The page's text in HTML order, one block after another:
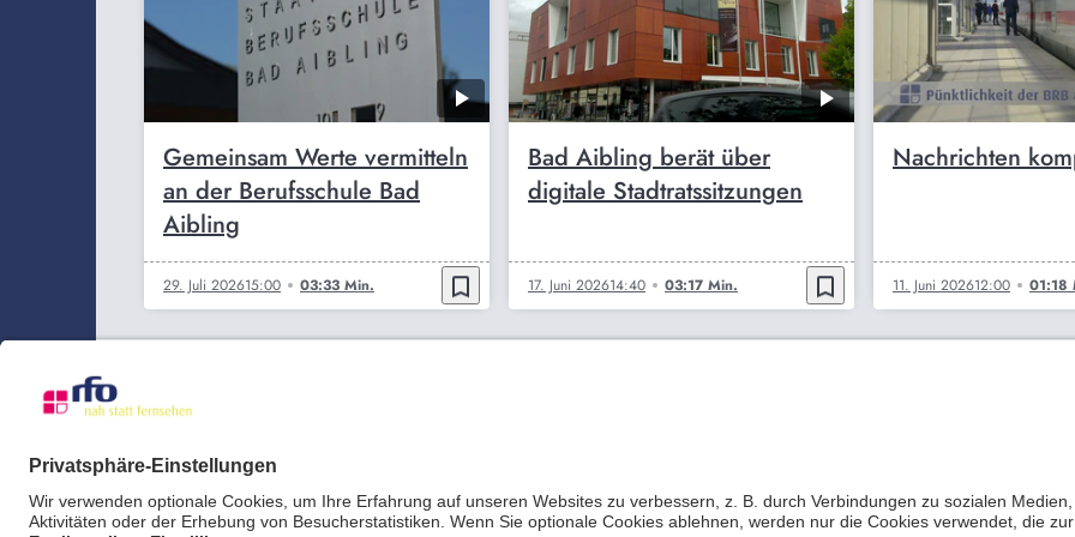
Gemeinsam Werte vermitteln
an der Berufsschule Bad
Aibling
29. Juli 202615:00 03:33 Min. bookmark_border
Bad Aibling berät über
digitale Stadtratssitzungen
17. Juni 202614:40 03:17 Min. bookmark_border
Nachrichten
11. Juni 202612:00 01:18